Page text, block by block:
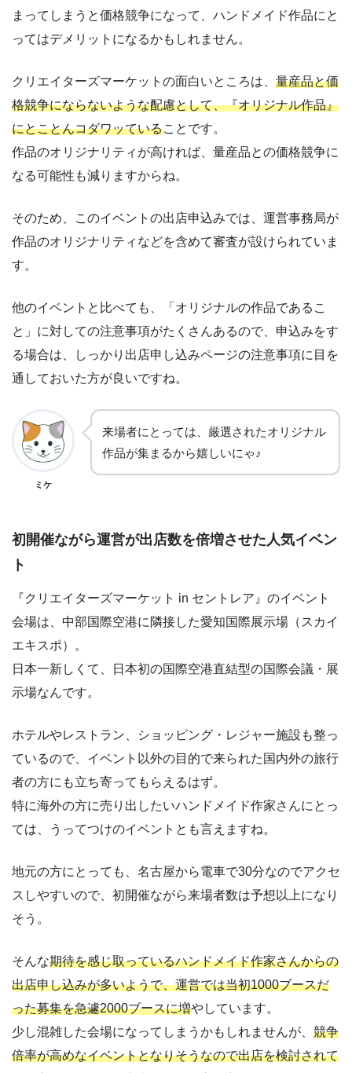
まってしまうと価格競争になって、ハンドメイド作品にと
ってはデメリットになるかもしれません。
クリエイターズマーケットの面白いところは、 量産品と価
格競争にならないような配慮として、『オリジナル作品』
にとことんコダワッていることです。
作品のオリジナリティが高ければ、量産品との価格競争に
なる可能性も減りますからね。
そのため、このイベントの出店申込みでは、運営事務局が
作品のオリジナリティなどを含めて審査が設けられていま
す。
他のイベントと比べても、「オリジナルの作品であるこ
と」に対しての注意事項がたくさんあるので、申込みをす
る場合は、しっかり出店申し込みページの注意事項に目を
通しておいた方が良いですね。
ミケ
来場者にとっては、厳選されたオリジナル
作品が集まるから嬉しいにゃ♪
初開催ながら運営が出店数を倍増させた人気イベン
ト
『クリエイターズマーケット in セントレア』のイベント
会場は、中部国際空港に隣接した愛知国際展示場（スカイ
エキスポ）。
日本一新しくて、日本初の国際空港直結型の国際会議・展
示場なんです。
ホテルやレストラン、ショッピング・レジャー施設も整っ
ているので、イベント以外の目的で来られた国内外の旅行
者の方にも立ち寄ってもらえるはず。
特に海外の方に売り出したいハンドメイド作家さんにとっ
ては、うってつけのイベントとも言えますね。
地元の方にとっても、名古屋から電車で30分なのでアクセ
スしやすいので、初開催ながら来場者数は予想以上になり
そう。
そんな期待を感じ取っているハンドメイド作家さんからの
出店申し込みが多いようで、運営では当初1000ブースだ
った募集を急遽2000ブースに増やしています。
少し混雑した会場になってしまうかもしれませんが、 競争
倍率が高めなイベントとなりそうなので出店を検討されて